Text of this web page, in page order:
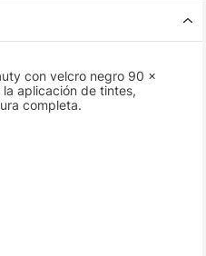
con velcro negro 90 x
aplicación de tintes,
completa.